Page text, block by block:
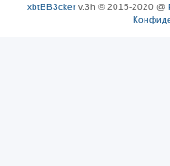
xbtBB3ckerv.3h © 2015-2020 @